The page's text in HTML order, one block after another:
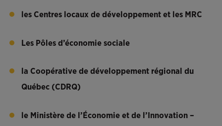
les Centres locaux de développement et les MRC
Les Pôles d’économie sociale
la Coopérative de développement régional du
Québec (CDRQ)
le Ministère de l’Économie et de l’Innovation –